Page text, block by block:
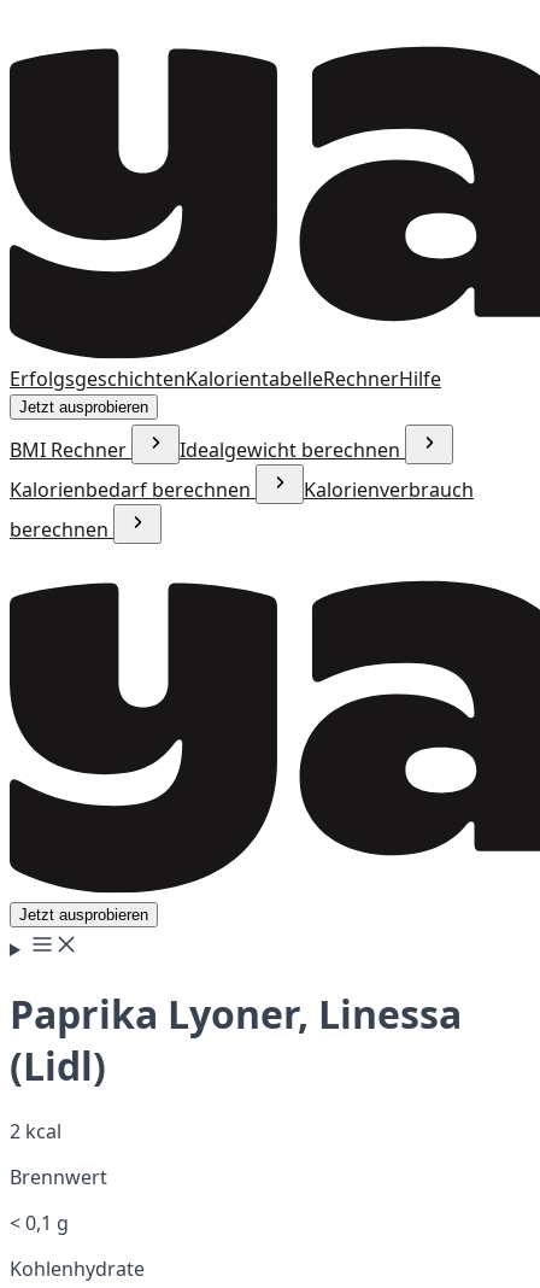
ErfolgsgeschichtenKalorientabelleRechnerHilfe
Jetzt ausprobieren
BMI Rechner
Idealgewicht berechnen
Kalorienbedarf berechnen
Kalorienverbrauch
berechnen
Jetzt ausprobieren
Paprika Lyoner, Linessa
(Lidl)
2 kcal
Brennwert
< 0,1 g
Kohlenhydrate